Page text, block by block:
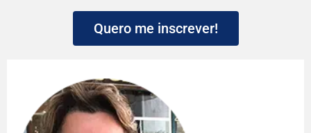
Quero me inscrever!